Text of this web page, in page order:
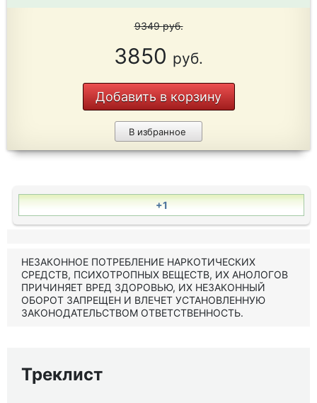
9349руб.
3850 руб.
Добавить в корзину
В избранное
+1
НЕЗАКОННОЕ ПОТРЕБЛЕНИЕ НАРКОТИЧЕСКИХ
СРЕДСТВ, ПСИХОТРОПНЫХ ВЕЩЕСТВ, ИХ АНОЛОГОВ
ПРИЧИНЯЕТ ВРЕД ЗДОРОВЬЮ, ИХ НЕЗАКОННЫЙ
ОБОРОТ ЗАПРЕЩЕН И ВЛЕЧЕТ УСТАНОВЛЕННУЮ
ЗАКОНОДАТЕЛЬСТВОМ ОТВЕТСТВЕННОСТЬ.
Треклист